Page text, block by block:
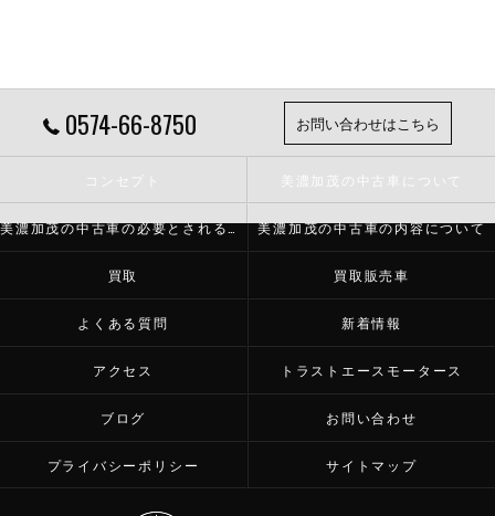
0574-66-8750 お問い合わせはこちら
コンセプト 美濃加茂の中古車について
美濃加茂の中古車の必要とされる理由 美濃加茂の中古車の内容について
買取 買取販売車
よくある質問 新着情報
アクセス トラストエースモータース
ブログ お問い合わせ
プライバシーポリシー サイトマップ